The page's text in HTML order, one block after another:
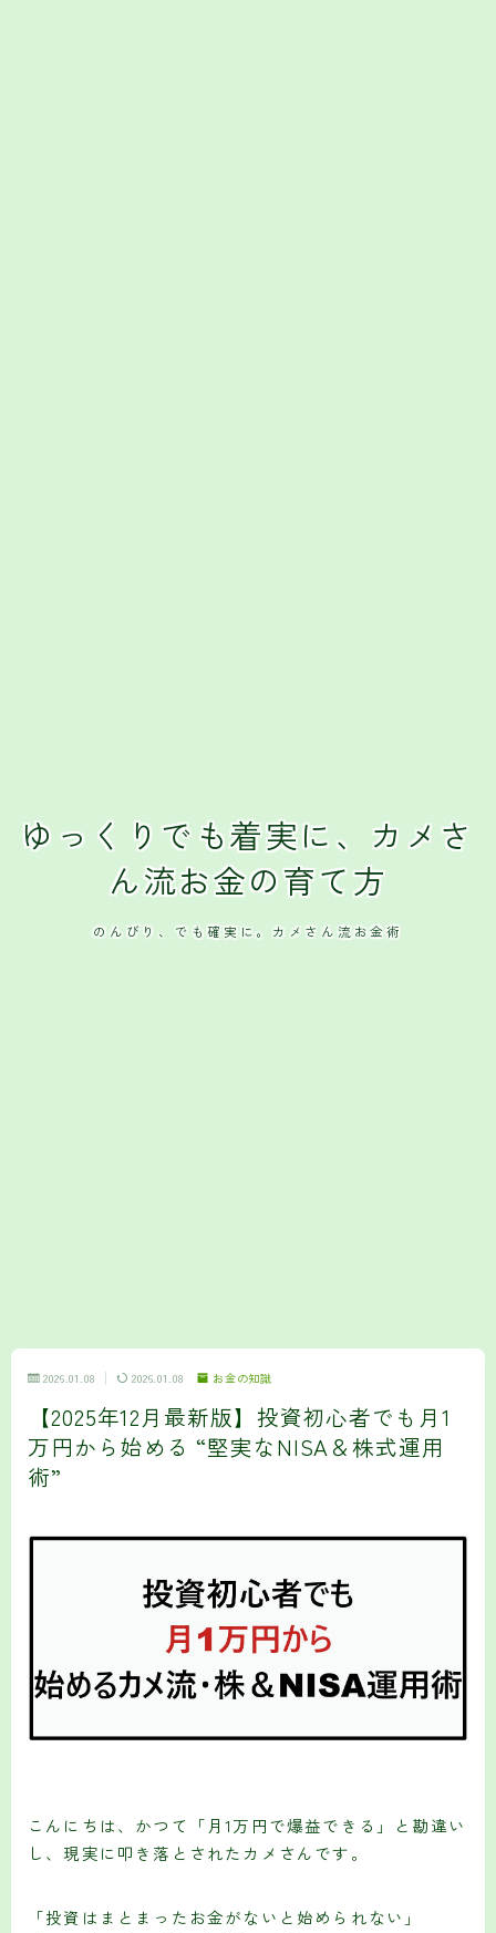
ゆっくりでも着実に、カメさ
ん流お金の育て方
のんびり、でも確実に。カメさん流お金術
2026.01.08 2026.01.08 お金の知識
【2025年12月最新版】投資初心者でも月1
万円から始める “堅実なNISA＆株式運用
術”
こんにちは、かつて「月1万円で爆益できる」と勘違い
し、現実に叩き落とされたカメさんです。
「投資はまとまったお金がないと始められない」